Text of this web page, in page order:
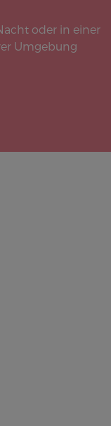
oder in einer
Umgebung